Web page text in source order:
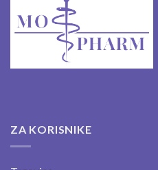
ZA KORISNIKE